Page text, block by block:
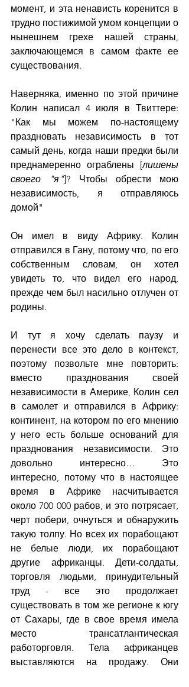
момент, и эта ненависть коренится в
трудно постижимой умом концепции о
нынешнем грехе нашей страны,
заключающемся в самом факте ее
существования.
Наверняка, именно по этой причине
Колин написал 4 июля в Твиттере:
"Как мы можем по-настоящему
праздновать независимость в тот
самый день, когда наши предки были
преднамеренно ограблены [лишены
своего "я"]? Чтобы обрести мою
независимость, я отправляюсь
домой"
Он имел в виду Африку. Колин
отправился в Гану, потому что, по его
собственным словам, он хотел
увидеть то, что видел его народ,
прежде чем был насильно отлучен от
родины.
И тут я хочу сделать паузу и
перенести все это дело в контекст,
поэтому позвольте мне повторить:
вместо празднования своей
независимости в Америке, Колин сел
в самолет и отправился в Африку:
континент, на котором по его мнению
у него есть больше оснований для
празднования независимости. Это
довольно интересно… Это
интересно, потому что в настоящее
время в Африке насчитывается
около 700 000 рабов, и это потрясает,
черт побери, очнуться и обнаружить
такую толпу. Но всех их порабощают
не белые люди, их порабощают
другие африканцы. Дети-солдаты,
торговля людьми, принудительный
труд - все это продолжает
существовать в том же регионе к югу
от Сахары, где в свое время имела
место трансатлантическая
работорговля. Тела африканцев
выставляются на продажу. Они